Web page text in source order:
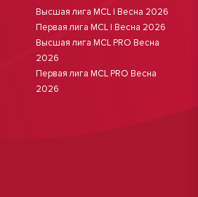
Высшая лига MCL | Весна 2026
Первая лига MCL | Весна 2026
Высшая лига MCL PRO Весна
2026
Первая лига MCL PRO Весна
2026